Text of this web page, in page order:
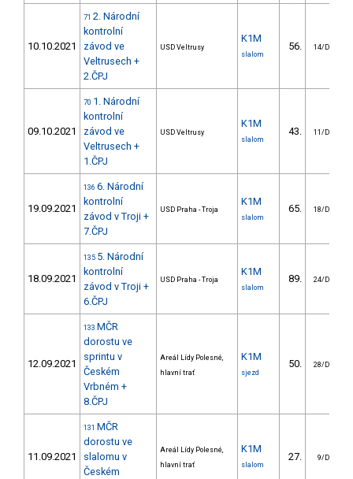
10.10.2021
71 2. Národní
kontrolní
závod ve
Veltrusech +
2.ČPJ
USD Veltrusy
K1M
slalom
56. 14/DM
09.10.2021
70 1. Národní
kontrolní
závod ve
Veltrusech +
1.ČPJ
USD Veltrusy
K1M
slalom
43. 11/DM
19.09.2021
136 6. Národní
kontrolní
závod v Troji +
7.ČPJ
USD Praha - Troja
K1M
slalom
65. 18/DM
18.09.2021
135 5. Národní
kontrolní
závod v Troji +
6.ČPJ
USD Praha - Troja
K1M
slalom
89. 24/DM
12.09.2021
133 MČR
dorostu ve
sprintu v
Českém
Vrbném +
8.ČPJ
Areál Lídy Polesné,
hlavní trať
K1M
sjezd
50. 28/DM
11.09.2021
131 MČR
dorostu ve
slalomu v
Českém
Areál Lídy Polesné,
hlavní trať
K1M
slalom
27. 9/DM